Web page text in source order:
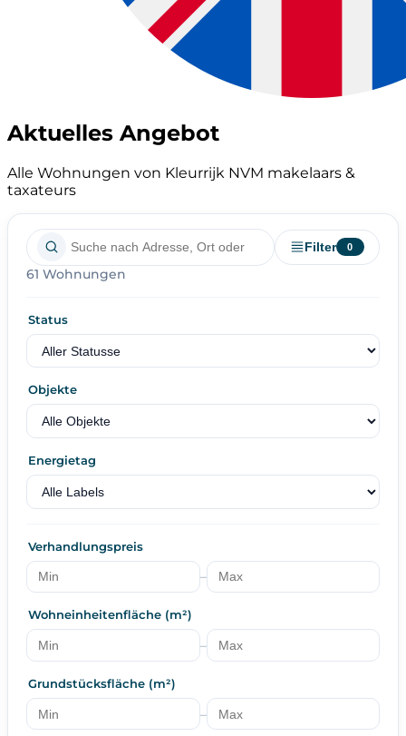
Aktuelles Angebot
Alle Wohnungen von Kleurrijk NVM makelaars &
taxateurs
Filter 0
61 Wohnungen
Status
Objekte
Energietag
Verhandlungspreis
–
Wohneinheitenfläche (m²)
–
Grundstücksfläche (m²)
–